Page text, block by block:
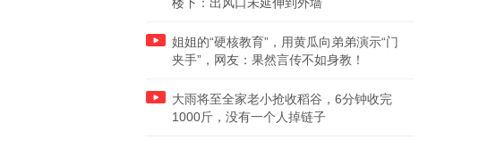
姐姐的“硬核教育”，用黄瓜向弟弟演示“门
夹手”，网友：果然言传不如身教！
大雨将至全家老小抢收稻谷，6分钟收完
1000斤，没有一个人掉链子